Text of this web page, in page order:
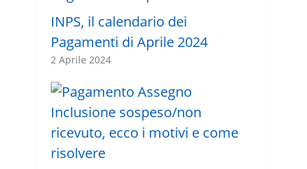
INPS, il calendario dei
Pagamenti di Aprile 2024
2 Aprile 2024